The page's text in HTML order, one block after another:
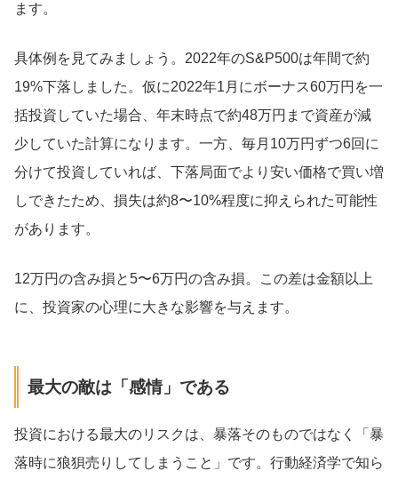
ます。
具体例を見てみましょう。2022年のS&P500は年間で約
19%下落しました。仮に2022年1月にボーナス60万円を一
括投資していた場合、年末時点で約48万円まで資産が減
少していた計算になります。一方、毎月10万円ずつ6回に
分けて投資していれば、下落局面でより安い価格で買い増
しできたため、損失は約8〜10%程度に抑えられた可能性
があります。
12万円の含み損と5〜6万円の含み損。この差は金額以上
に、投資家の心理に大きな影響を与えます。
最大の敵は「感情」である
投資における最大のリスクは、暴落そのものではなく「暴
落時に狼狽売りしてしまうこと」です。行動経済学で知ら